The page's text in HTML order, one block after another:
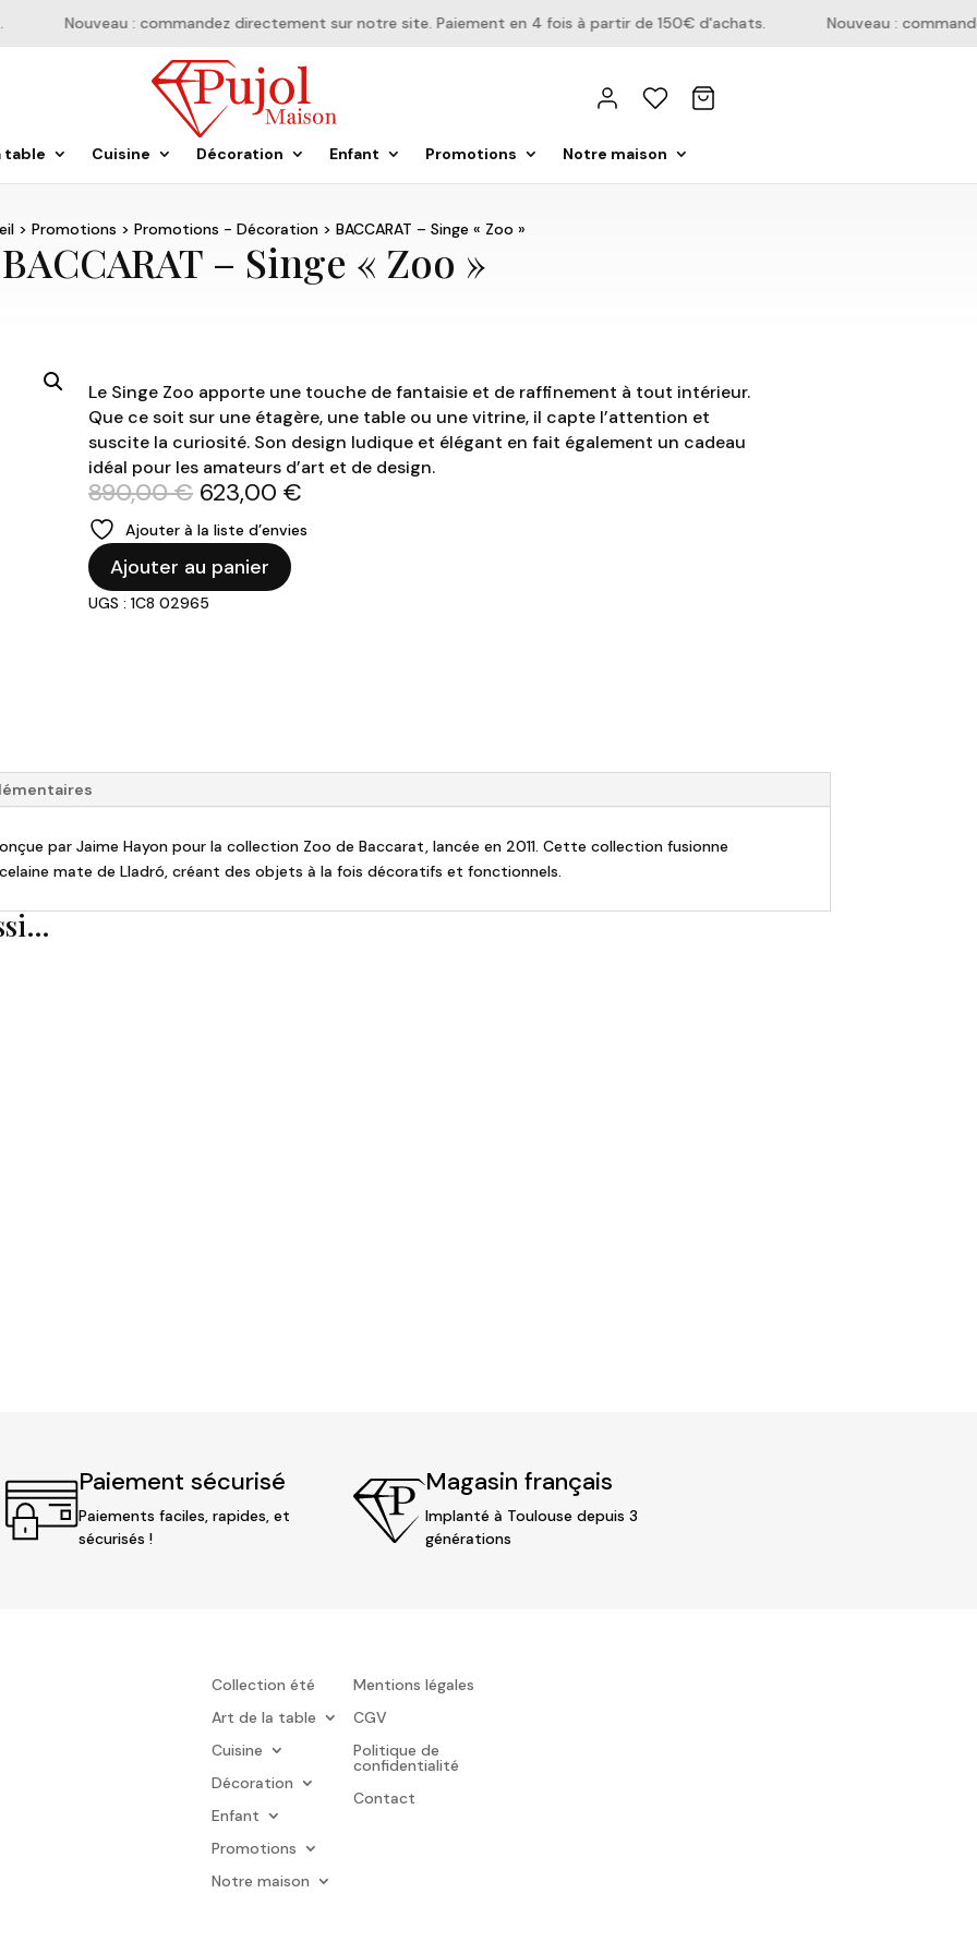
Nouveau : commandez directement sur notre site. Paiement en 4 fois à partir de 150€ d'achats. Nouveau :
table Cuisine Décoration Enfant Promotions Notre maison
> Promotions > Promotions - Décoration > BACCARAT – Singe « Zoo »
BACCARAT – Singe « Zoo »
Le Singe Zoo apporte une touche de fantaisie et de raffinement à tout intérieur.
Que ce soit sur une étagère, une table ou une vitrine, il capte l’attention et
suscite la curiosité. Son design ludique et élégant en fait également un cadeau
idéal pour les amateurs d’art et de design.
890,00€ Le
initial
était :
890,00 €.
623,00 €
actuel
Ajouter à la liste d’envies
quantité
de
BACCARAT
Ajouter au panier
UGS : 1C8 02965
par Jaime Hayon pour la collection Zoo de Baccarat, lancée en 2011. Cette collection fusionne
mate de Lladró, créant des objets à la fois décoratifs et fonctionnels.
Paiement sécurisé
Paiements faciles, rapides, et
sécurisés !
Magasin français
Implanté à Toulouse depuis 3
générations
Collection été
Art de la table
Cuisine
Décoration
Enfant
Promotions
Notre maison
Mentions légales
CGV
Politique de
confidentialité
Contact